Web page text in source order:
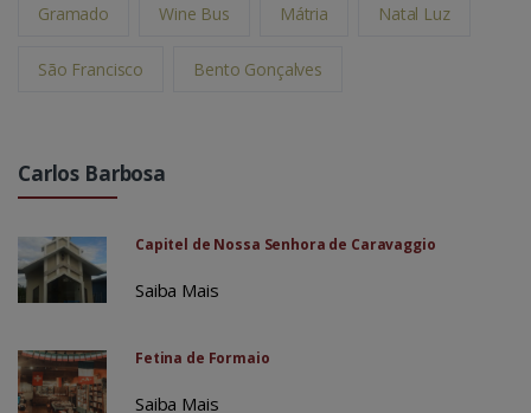
Gramado Wine Bus Mátria Natal Luz
São Francisco Bento Gonçalves
Carlos Barbosa
Capitel de Nossa Senhora de Caravaggio
Saiba Mais
Fetina de Formaio
Saiba Mais